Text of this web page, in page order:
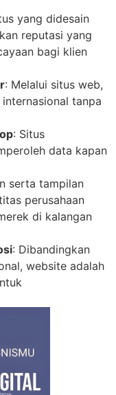
yang didesain
reputasi yang
bagi klien
: Melalui situs web,
tanpa
: Situs
data kapan
serta tampilan
perusahaan
di kalangan
: Dibandingkan
website adalah